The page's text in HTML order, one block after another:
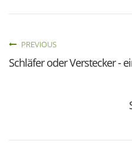
PREVIOUS
Schläfer oder Verstecker -